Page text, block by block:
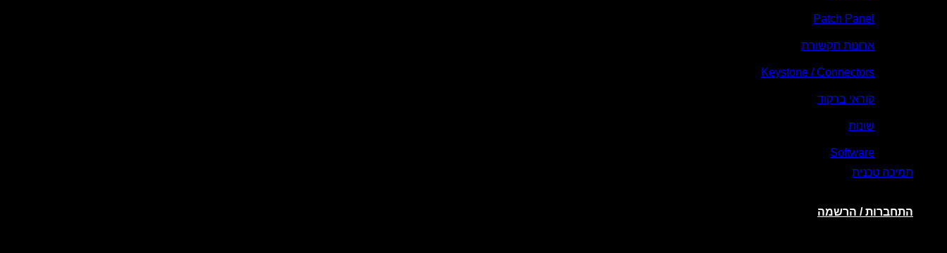
Patch Panel
ארונות תקשורת
Keystone / Connectors
קוראי ברקוד
שונות
Software
תמיכה טכנית
התחברות / הרשמה